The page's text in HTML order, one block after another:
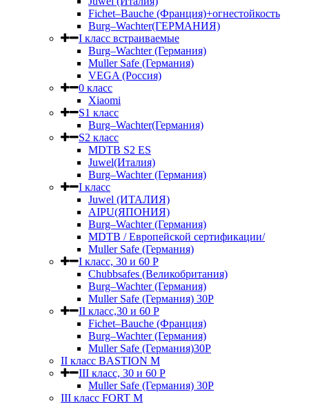
Fichet–Bauche (Франция)+огнестойкость
Burg–Wachter(ГЕРМАНИЯ)
I класс встраиваемые
Burg–Wachter (Германия)
Muller Safe (Германия)
VEGA (Россия)
0 класс
Xiaomi
S1 класс
Burg–Wachter(Германия)
S2 класс
MDTB S2 ES
Juwel(Италия)
Burg–Wachter (Германия)
I класс
Juwel (ИТАЛИЯ)
AIPU(ЯПОНИЯ)
Burg–Wachter (Германия)
MDTB / Европейской сертификации/
Muller Safe (Германия)
I класс, 30 и 60 P
Chubbsafes (Великобритания)
Burg–Wachter (Германия)
Muller Safe (Германия) 30Р
II класс,30 и 60 P
Fichet–Bauche (Франция)
Burg–Wachter (Германия)
Muller Safe (Германия)30P
II класс BASTION M
III класс, 30 и 60 P
Muller Safe (Германия) 30Р
III класс FORT M